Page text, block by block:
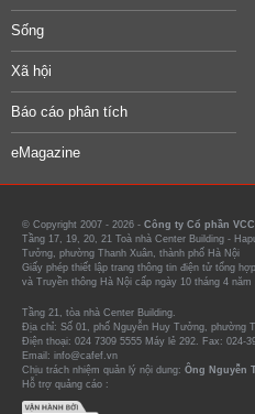
Sống
Xã hội
Báo cáo phân tích
eMagazine
© Copyright 2007 - 2026 - Công ty Cổ phần
Tầng 17, 19, 20, 21 Toà nhà Center Building -
Tưởng, phường Thanh Xuân, thành phố Hà Nội
Giấy phép thiết lập trang thông tin điện tử tổng
và Truyền thông Hà Nội cấp ngày 10 tháng 4 năm
Tầng 21, tòa nhà Center Building.
Địa chỉ: Số 01, phố Nguyễn Huy Tưởng, phường
Điện thoại: 024 7309 5555 Máy lẻ 292. Fax: 024-
Email: info@cafef.vn
Chịu trách nhiệm quản lý nội dung: Ông Nguyễn
Hỗ trợ quảng cáo :